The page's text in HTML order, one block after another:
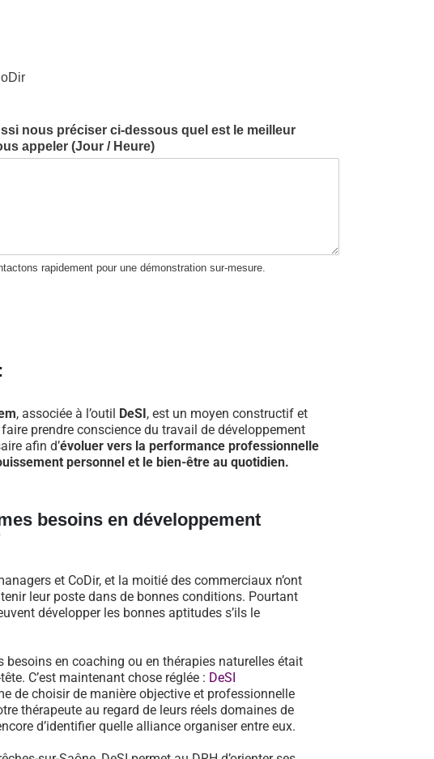
nous préciser ci-dessous quel est le meilleur
appeler (Jour / Heure)
rapidement pour une démonstration sur-mesure.
, associée à l’outil DeSI, est un moyen constructif et
prendre conscience du travail de développement
afin d’évoluer vers la performance professionnelle
personnel et le bien-être au quotidien.
besoins en développement
et CoDir, et la moitié des commerciaux n’ont
leur poste dans de bonnes conditions. Pourtant
développer les bonnes aptitudes s’ils le
besoins en coaching ou en thérapies naturelles était
C’est maintenant chose réglée : DeSI
de choisir de manière objective et professionnelle
thérapeute au regard de leurs réels domaines de
d’identifier quelle alliance organiser entre eux.